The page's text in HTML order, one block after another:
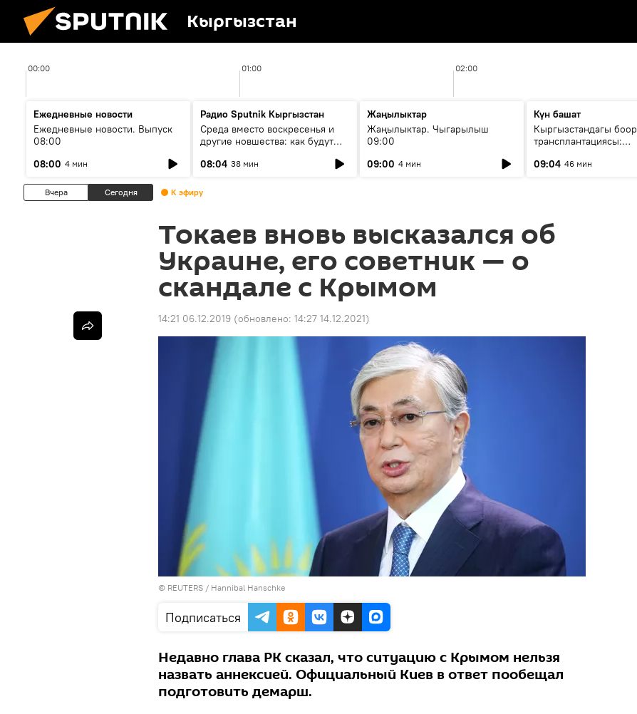
Кыргызстан
00:00 01:00 02:00
Ежедневные новости
Ежедневные новости. Выпуск
08:00
08:00 4 мин
Радио Sputnik Кыргызстан
Среда вместо воскресенья и
другие новшества: как будут
08:04 38 мин
Жаңылыктар
Жаңылыктар. Чыгарылыш
09:00
09:00 4 мин
Күн башат
Кыргызстандагы боор
трансплантациясы:
келечеги
09:04 46 мин
Вчера Сегодня К эфиру
Токаев вновь высказался об
Украине, его советник — о
скандале с Крымом
14:21 06.12.2019 (обновлено: 14:27 14.12.2021)
© REUTERS / Hannibal Hanschke
Подписаться
Недавно глава РК сказал, что ситуацию с Крымом нельзя
назвать аннексией. Официальный Киев в ответ пообещал
подготовить демарш.